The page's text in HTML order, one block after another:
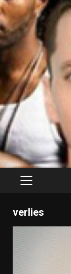
PRIMARY
verlies